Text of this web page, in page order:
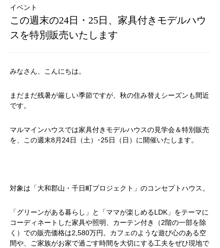
イベント
この週末の24日・25日、家具付きモデルハウ
スを特別販売いたします
みなさん、こんにちは。
まだまだ残暑が厳しい季節ですが、秋の住み替えシーズンも間近
です。
マルマインハウスでは家具付きモデルハウスの見学会＆特別販売
を、この週末8月24日（土）･25日（日）に開催いたします。
対象は「大和郡山・千日町プロジェクト」のコンセプトハウス。
「グリーンがある暮らし」と「ママが楽しめるLDK」をテーマに
コーディネートした家具や照明、カーテン付き（2階の一部を除
く）での販売価格は2,580万円。カフェのような遊び心のある空
間や、ご家族がお家で過ごす時間を大切にする工夫をぜひ現地で